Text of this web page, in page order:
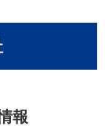
報